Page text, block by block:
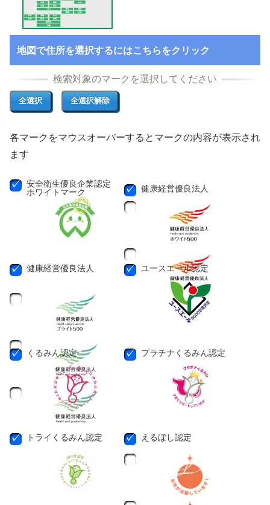
地図で住所を選択するにはこちらをクリック
各マークをマウスオーバーするとマークの内容が表示され
ます
安全衛生優良企業認定
ホワイトマーク 健康経営優良法人
健康経営優良法人 ユースエール認定
くるみん認定 プラチナくるみん認定
トライくるみん認定 えるぼし認定